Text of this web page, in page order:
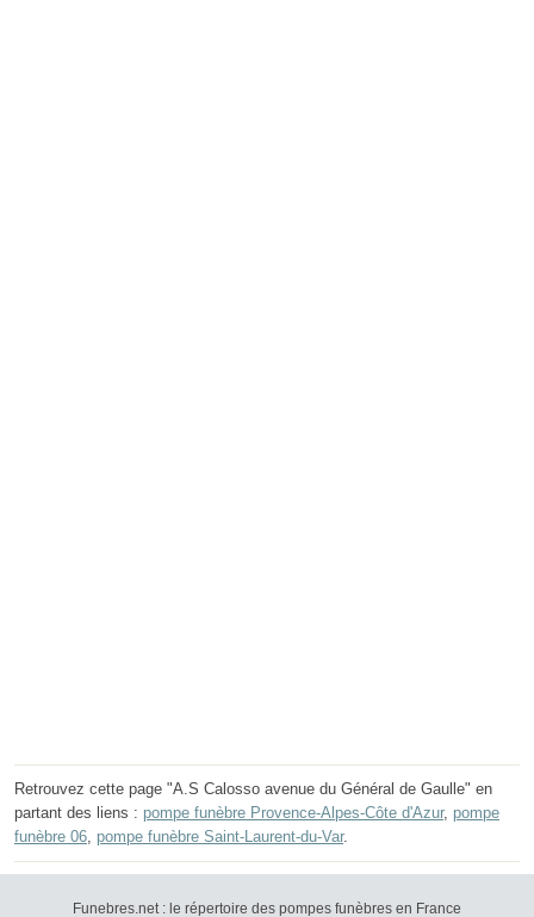
Retrouvez cette page "A.S Calosso avenue du Général de Gaulle" en
partant des liens : pompe funèbre Provence-Alpes-Côte d'Azur, pompe
funèbre 06 pompe funèbre Saint-Laurent-du-Var.
Funebres.net : le répertoire des pompes funèbres en France